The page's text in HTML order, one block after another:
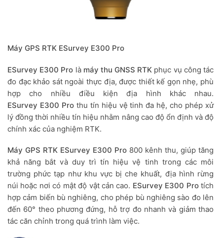
Máy GPS RTK ESurvey E300 Pro
ESurvey E300 Pro là máy thu GNSS RTK phục vụ công tác
đo đạc khảo sát ngoài thực địa, được thiết kế gọn nhẹ, phù
hợp cho nhiều điều kiện địa hình khác nhau.
ESurvey E300 Prothu tín hiệu vệ tinh đa hệ, cho phép xử
lý đồng thời nhiều tín hiệu nhằm nâng cao độ ổn định và độ
chính xác của nghiệm RTK.
Máy GPS RTK ESurvey E300 Pro 800 kênh thu, giúp tăng
khả năng bắt và duy trì tín hiệu vệ tinh trong các môi
trường phức tạp như khu vực bị che khuất, địa hình rừng
núi hoặc nơi có mật độ vật cản cao. ESurvey E300 Protích
hợp cảm biến bù nghiêng, cho phép bù nghiêng sào đo lên
đến 60° theo phương đứng, hỗ trợ đo nhanh và giảm thao
tác căn chỉnh trong quá trình làm việc.